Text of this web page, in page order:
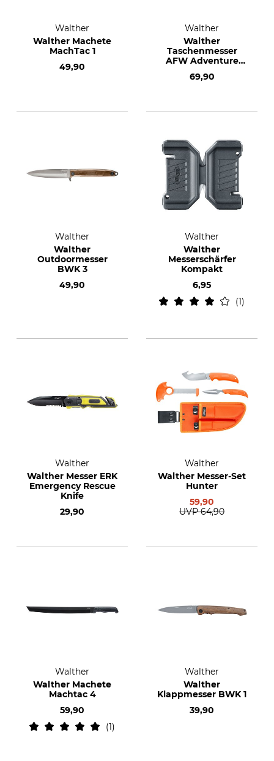
Walther
Walther Machete
MachTac 1
49,90
Walther
Walther
Taschenmesser
AFW Adventure
69,90
Walther
Walther
Outdoormesser
BWK 3
49,90
Walther
Walther
Messerschärfer
Kompakt
6,95
1
Walther
Walther Messer ERK
Emergency Rescue
Knife
29,90
Walther
Walther Messer-Set
Hunter
59,90
UVP 64,90
Walther
Walther Machete
Machtac 4
59,90
1
Walther
Walther
Klappmesser BWK 1
39,90